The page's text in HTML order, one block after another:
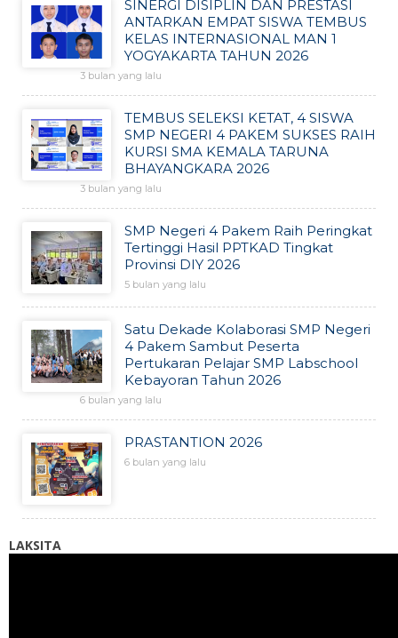
SINERGI DISIPLIN DAN PRESTASI
ANTARKAN EMPAT SISWA TEMBUS
KELAS INTERNASIONAL MAN 1
YOGYAKARTA TAHUN 2026
3 bulan yang lalu
TEMBUS SELEKSI KETAT, 4 SISWA
SMP NEGERI 4 PAKEM SUKSES RAIH
KURSI SMA KEMALA TARUNA
BHAYANGKARA 2026
3 bulan yang lalu
SMP Negeri 4 Pakem Raih Peringkat
Tertinggi Hasil PPTKAD Tingkat
Provinsi DIY 2026
5 bulan yang lalu
Satu Dekade Kolaborasi SMP Negeri
4 Pakem Sambut Peserta
Pertukaran Pelajar SMP Labschool
Kebayoran Tahun 2026
6 bulan yang lalu
PRASTANTION 2026
6 bulan yang lalu
LAKSITA